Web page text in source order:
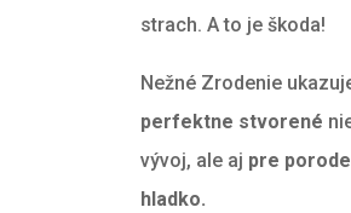
strach. A to je škoda!
Nežné Zrodenie
perfektne stvorené
vývoj, ale aj pre
hladko.